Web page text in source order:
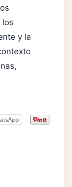
y la